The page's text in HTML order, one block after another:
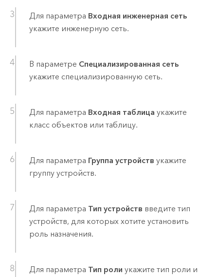
Для параметра Входная инженерная сеть
укажите инженерную сеть.
В параметре Специализированная сеть
укажите специализированную сеть.
Для параметра Входная таблица укажите
класс объектов или таблицу.
Для параметра Группа устройств укажите
группу устройств.
Для параметра Тип устройств введите тип
устройств, для которых хотите установить
роль назначения.
Для параметра Тип роли укажите тип роли и